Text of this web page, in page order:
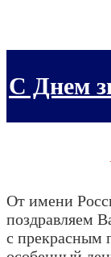
С Днем
От имени
поздравляем
с прекрасным